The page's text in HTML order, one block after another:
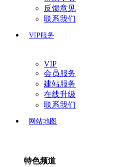
反馈意见
联系我们
VIP服务 |
VIP
会员服务
建站服务
在线升级
联系我们
网站地图
特色频道